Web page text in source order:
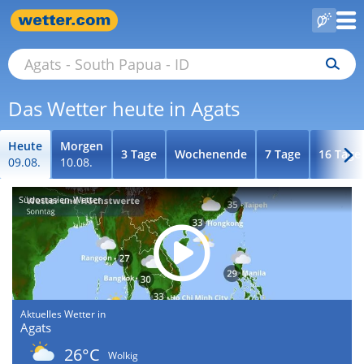
Das Wetter heute in Agats
Heute
09.08.
Morgen
10.08.
3 Tage Wochenende 7 Tage 16 Tage
Südostasien-Wetter
Aktuelles Wetter in
Agats
26°C
Wolkig